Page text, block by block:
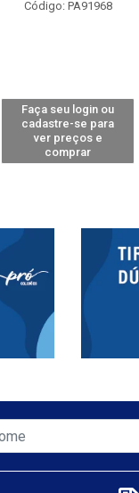
Código: PA91968
Faça seu login ou
cadastre-se para
ver preços e
comprar